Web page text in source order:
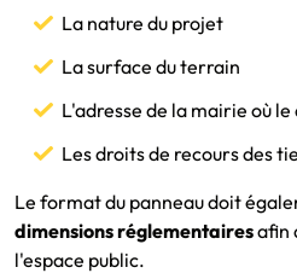
La nature du projet
La surface du terrain
L'adresse de la mairie où
Les droits de recours des
Le format du panneau doit
dimensions réglementairesafin
l'espace public.